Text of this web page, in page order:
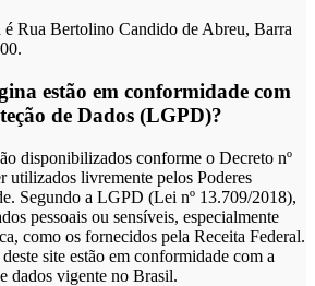
é Rua Bertolino Candido de Abreu, Barra
estão em conformidade com
de Dados (LGPD)?
disponibilizados conforme o Decreto nº
utilizados livremente pelos Poderes
Segundo a LGPD (Lei nº 13.709/2018),
pessoais ou sensíveis, especialmente
como os fornecidos pela Receita Federal.
site estão em conformidade com a
dados vigente no Brasil.